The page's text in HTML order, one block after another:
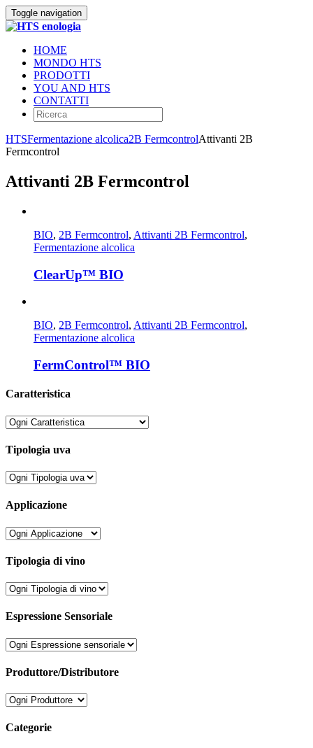
Toggle navigation
HOME
MONDO HTS
PRODOTTI
YOU AND HTS
CONTATTI
HTSFermentazione alcolica2B FermcontrolAttivanti 2B
Fermcontrol
Attivanti 2B Fermcontrol
BIO, 2B Fermcontrol, Attivanti 2B Fermcontrol,
Fermentazione alcolica
ClearUp™ BIO
BIO, 2B Fermcontrol, Attivanti 2B Fermcontrol,
Fermentazione alcolica
FermControl™ BIO
Caratteristica
Tipologia uva
Applicazione
Tipologia di vino
Espressione Sensoriale
Produttore/Distributore
Categorie